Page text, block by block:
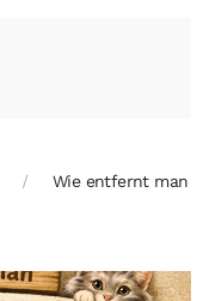
Wie entfernt man